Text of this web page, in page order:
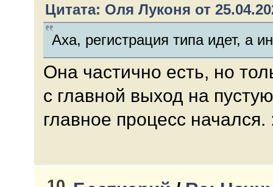
Цитата: Оля Луконя от
Аха, регистрация типа идет, а
Она частично есть, но
с главной выход на
главное процесс начался.